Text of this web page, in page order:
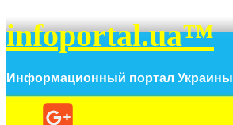
infoportal.ua™
Информационный портал Украины